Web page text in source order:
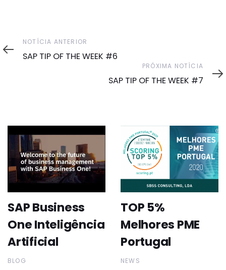
Notícia
Anterior
NOTÍCIA ANTERIOR
SAP TIP OF THE WEEK #6
Notícia
PRÓXIMA NOTÍCIA
SAP TIP OF THE WEEK #7
SAP Business
One Inteligência
Artificial
BLOG
TOP 5%
Melhores PME
Portugal
NEWS